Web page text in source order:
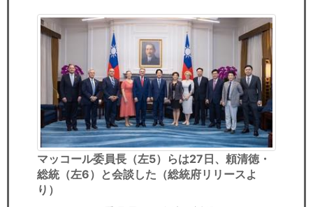
マッコール委員長（左5）らは27日、頼清徳・
総統（左6）と会談した（総統府リリースよ
り）